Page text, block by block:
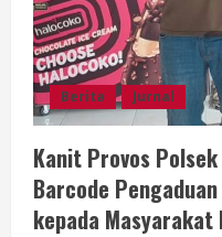
Berita Jurnal
Kanit Provos
Barcode
kepada Masyarakat